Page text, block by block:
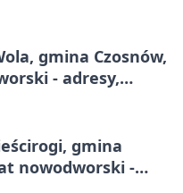
gmina Czosnów,
- adresy,
gmina
nowodworski -